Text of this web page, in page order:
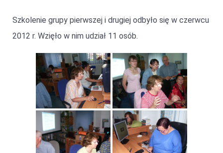
Szkolenie grupy pierwszej i drugiej odbyło się w czerwcu
2012 r. Wzięło w nim udział 11 osób.